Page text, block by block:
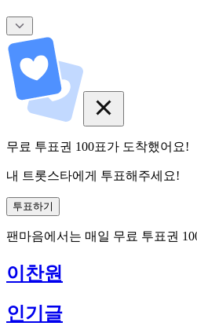
무료 투표권 100표가 도착했어요!
내 트롯스타에게 투표해주세요!
투표하기
팬마음에서는 매일 무료 투표권
이찬원
인기글